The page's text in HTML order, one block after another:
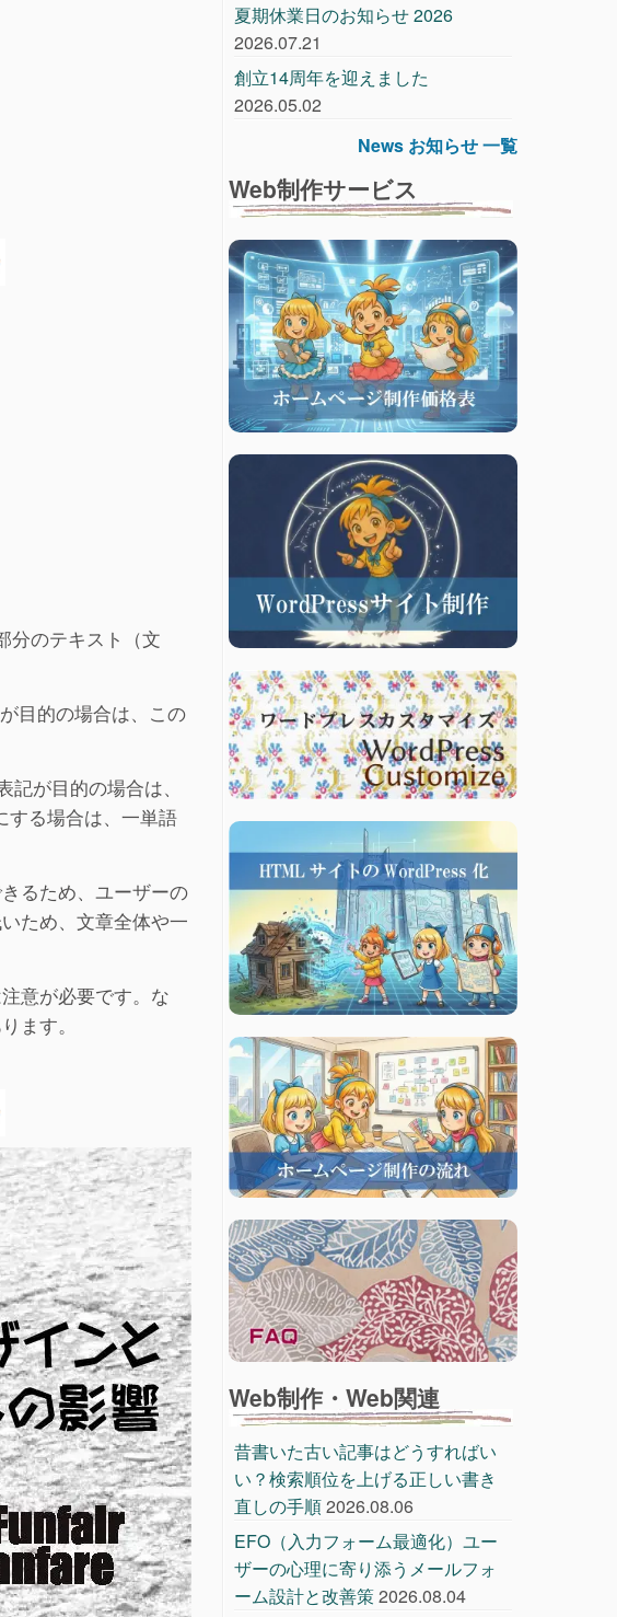
分のテキスト（文
目的の場合は、この
が目的の場合は、
する場合は、一単語
るため、ユーザーの
ため、文章全体や一
意が必要です。な
ます。
夏期休業日のお知らせ 2026
2026.07.21
創立14周年を迎えました
2026.05.02
News お知らせ 一覧
Web制作サービス
Web制作・Web関連
昔書いた古い記事はどうすればい
い？検索順位を上げる正しい書き
直しの手順2026.08.06
EFO（入力フォーム最適化）ユー
ザーの心理に寄り添うメールフォ
ーム設計と改善策2026.08.04